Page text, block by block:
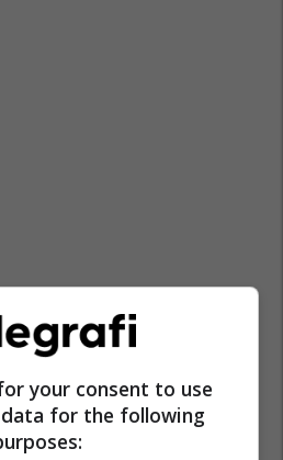
your consent to use
for the following